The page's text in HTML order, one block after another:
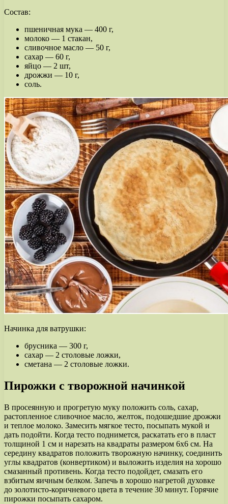
Состав:
пшеничная мука — 400 г,
молоко — 1 стакан,
сливочное масло — 50 г,
сахар — 60 г,
яйцо — 2 шт,
дрожжи — 10 г,
соль.
Начинка для ватрушки:
брусника — 300 г,
сахар — 2 столовые ложки,
сметана — 2 столовые ложки.
Пирожки с творожной начинкой
В просеянную и прогретую муку положить соль, сахар,
растопленное сливочное масло, желток, подошедшие дрожжи
и теплое молоко. Замесить мягкое тесто, посыпать мукой и
дать подойти. Когда тесто поднимется, раскатать его в пласт
толщиной 1 см и нарезать на квадраты размером 6х6 см. На
середину квадратов положить творожную начинку, соединить
углы квадратов (конвертиком) и выложить изделия на хорошо
смазанный противень. Когда тесто подойдет, смазать его
взбитым яичным белком. Запечь в хорошо нагретой духовке
до золотисто-коричневого цвета в течение 30 минут. Горячие
пирожки посыпать сахаром.